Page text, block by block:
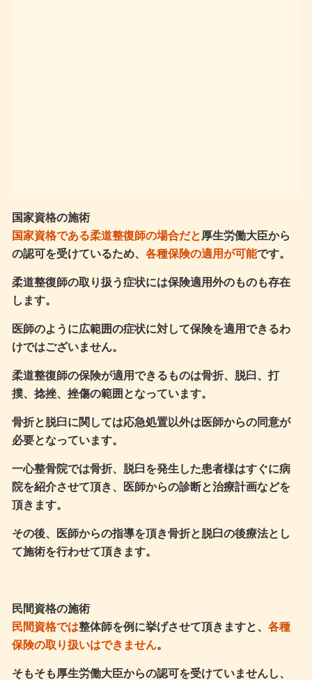
国家資格の施術
国家資格である柔道整復師の場合だと 厚生労働大臣から
の認可を受けているため、 各種保険の適用が可能です。
柔道整復師の取り扱う症状には保険適用外のものも存在
します。
医師のように広範囲の症状に対して保険を適用できるわ
けではございません。
柔道整復師の保険が適用できるものは骨折、脱臼、打
撲、捻挫、挫傷の範囲となっています。
骨折と脱臼に関しては応急処置以外は医師からの同意が
必要となっています。
一心整骨院では骨折、脱臼を発生した患者様はすぐに病
院を紹介させて頂き、医師からの診断と治療計画などを
頂きます。
その後、医師からの指導を頂き骨折と脱臼の後療法とし
て施術を行わせて頂きます。
民間資格の施術
民間資格では整体師を例に挙げさせて頂きますと、 各種
保険の取り扱いはできません。
そもそも厚生労働大臣からの認可を受けていませんし、